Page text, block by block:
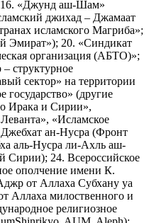
16. «Джунд аш-Шам»
джихад – Джамаат
исламского Магриба»;
Эмират»); 20. «Синдикат
организация (АБТО)»;
– структурное
сектор» на территории
(другие
Ирака и Сирии»,
«Исламское
ан-Нусра (Фронт
аль-Нусра ли-Ахль аш-
24. Всероссийское
ополчение имени К.
от Аллаха Субхану уа
Аллаха милоственного и
религиозное